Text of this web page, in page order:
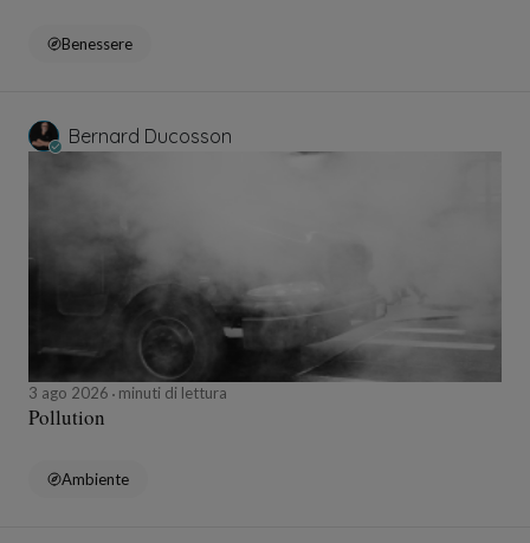
Benessere
Bernard Ducosson
3 ago 2026 minuti di lettura
Pollution
Ambiente